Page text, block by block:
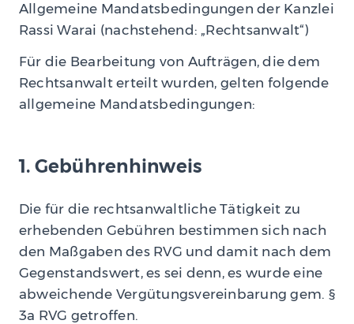
Allgemeine Mandatsbedingungen der Kanzlei
Rassi Warai (nachstehend: „Rechtsanwalt“)
Für die Bearbeitung von Aufträgen, die dem
Rechtsanwalt erteilt wurden, gelten folgende
allgemeine Mandatsbedingungen:
1. Gebührenhinweis
Die für die rechtsanwaltliche Tätigkeit zu
erhebenden Gebühren bestimmen sich nach
den Maßgaben des RVG und damit nach dem
Gegenstandswert, es sei denn, es wurde eine
abweichende Vergütungsvereinbarung gem. §
3a RVG getroffen.